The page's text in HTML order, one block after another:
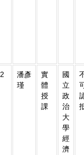
2
潘彥
瑾
實
體
授
課
國
立
政
治
大
學
經
濟